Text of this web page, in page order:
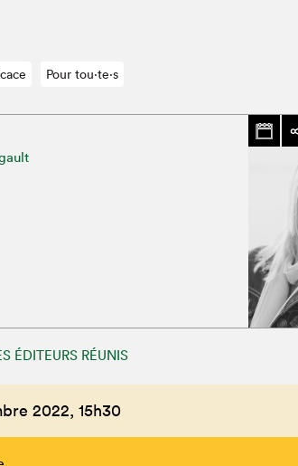
Que cherchez-
Pour tou⋅te⋅s
ÉDITEURS RÉUNIS
2022, 15h30